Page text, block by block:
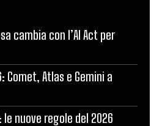
cambia con l’AI Act per
Comet, Atlas e Gemini a
le nuove regole del 2026